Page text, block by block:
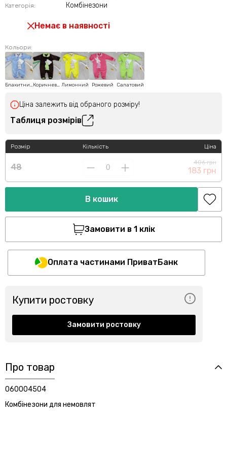
Категорія: Комбінезони
Немає в наявності
Кольори:
Блакитний Коричневий Лимонний Рожевий Салатовий
Ціна залежить від обраного розміру!
Таблиця розмірів
Розмір
48
Кількість Ціна
406 грн
183 грн
В кошик
Замовити в 1 клік
Оплата частинами ПриватБанк
Купити ростовку
Замовити ростовку
Про товар
060004504
Комбінезони для немовлят